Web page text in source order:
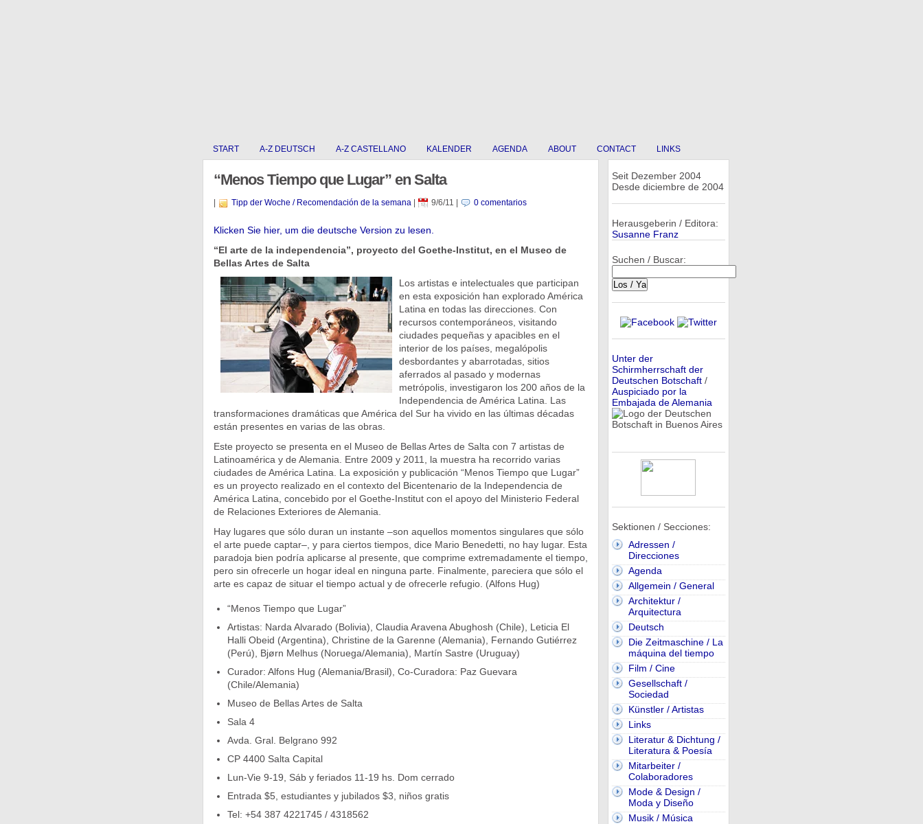
START A-Z DEUTSCH A-Z CASTELLANO KALENDER AGENDA ABOUT CONTACT LINKS
“Menos Tiempo que Lugar” en Salta
Tipp der Woche / Recomendación de la semana| 9/6/11 0 comentarios
Klicken Sie hier, um die deutsche Version zu lesen.
“El arte de la independencia”, proyecto del Goethe-Institut, en el Museo de
Bellas Artes de Salta
Los artistas e intelectuales que participan
en esta exposición han explorado América
Latina en todas las direcciones. Con
recursos contemporáneos, visitando
ciudades pequeñas y apacibles en el
interior de los países, megalópolis
desbordantes y abarrotadas, sitios
aferrados al pasado y modernas
metrópolis, investigaron los 200 años de la
Independencia de América Latina. Las
transformaciones dramáticas que América del Sur ha vivido en las últimas décadas
están presentes en varias de las obras.
Este proyecto se presenta en el Museo de Bellas Artes de Salta con 7 artistas de
Latinoamérica y de Alemania. Entre 2009 y 2011, la muestra ha recorrido varias
ciudades de América Latina. La exposición y publicación “Menos Tiempo que Lugar”
es un proyecto realizado en el contexto del Bicentenario de la Independencia de
América Latina, concebido por el Goethe-Institut con el apoyo del Ministerio Federal
de Relaciones Exteriores de Alemania.
Hay lugares que sólo duran un instante –son aquellos momentos singulares que sólo
el arte puede captar–, y para ciertos tiempos, dice Mario Benedetti, no hay lugar. Esta
paradoja bien podría aplicarse al presente, que comprime extremadamente el tiempo,
pero sin ofrecerle un hogar ideal en ninguna parte. Finalmente, pareciera que sólo el
arte es capaz de situar el tiempo actual y de ofrecerle refugio. (Alfons Hug)
“Menos Tiempo que Lugar”
Artistas: Narda Alvarado (Bolivia), Claudia Aravena Abughosh (Chile), Leticia El
Halli Obeid (Argentina), Christine de la Garenne (Alemania), Fernando Gutiérrez
(Perú), Bjørn Melhus (Noruega/Alemania), Martín Sastre (Uruguay)
Curador: Alfons Hug (Alemania/Brasil), Co-Curadora: Paz Guevara
(Chile/Alemania)
Museo de Bellas Artes de Salta
Sala 4
Avda. Gral. Belgrano 992
CP 4400 Salta Capital
Lun-Vie 9-19, Sáb y feriados 11-19 hs. Dom cerrado
Entrada $5, estudiantes y jubilados $3, niños gratis
Tel: +54 387 4221745 / 4318562
Seit Dezember 2004
Desde diciembre de 2004
Herausgeberin / Editora:
Susanne Franz
Suchen / Buscar:
Unter der
Schirmherrschaft der
Deutschen Botschaft/
Auspiciado por la
Embajada de Alemania
Sektionen / Secciones:
Adressen /
Direcciones
Agenda
Allgemein / General
Architektur /
Arquitectura
Deutsch
Die Zeitmaschine / La
máquina del tiempo
Film / Cine
Gesellschaft /
Sociedad
Künstler / Artistas
Links
Literatur & Dichtung /
Literatura & Poesía
Mitarbeiter /
Colaboradores
Mode & Design /
Moda y Diseño
Musik / Música